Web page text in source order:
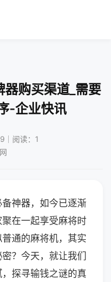
器购买渠道_需要
-企业快讯
｜阅读：1
神器，如今已逐渐
在一起享受麻将时
通的麻将机，其实
？今天，就让我们
探寻输钱之谜的真